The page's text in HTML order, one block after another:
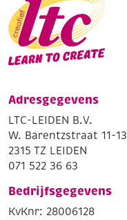
Adresgegevens
LTC-LEIDEN B.V.
W. Barentzstraat 11-13
2315 TZ LEIDEN
071 522 36 63
Bedrijfsgegevens
KvKnr: 28006128